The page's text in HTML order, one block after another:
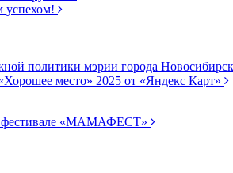
успехом!
политики мэрии города
место» 2025 от «Яндекс Карт»
фестивале «МАМАФЕСТ»